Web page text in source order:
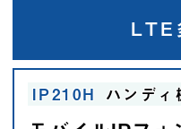
LTE
IP210H ハンディ